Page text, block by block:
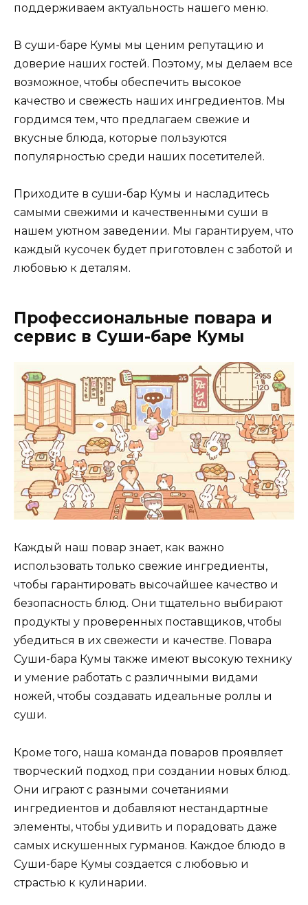
поддерживаем актуальность нашего меню.
В суши-баре Кумы мы ценим репутацию и
доверие наших гостей. Поэтому, мы делаем все
возможное, чтобы обеспечить высокое
качество и свежесть наших ингредиентов. Мы
гордимся тем, что предлагаем свежие и
вкусные блюда, которые пользуются
популярностью среди наших посетителей.
Приходите в суши-бар Кумы и насладитесь
самыми свежими и качественными суши в
нашем уютном заведении. Мы гарантируем, что
каждый кусочек будет приготовлен с заботой и
любовью к деталям.
Профессиональные повара и
сервис в Суши-баре Кумы
Каждый наш повар знает, как важно
использовать только свежие ингредиенты,
чтобы гарантировать высочайшее качество и
безопасность блюд. Они тщательно выбирают
продукты у проверенных поставщиков, чтобы
убедиться в их свежести и качестве. Повара
Суши-бара Кумы также имеют высокую технику
и умение работать с различными видами
ножей, чтобы создавать идеальные роллы и
суши.
Кроме того, наша команда поваров проявляет
творческий подход при создании новых блюд.
Они играют с разными сочетаниями
ингредиентов и добавляют нестандартные
элементы, чтобы удивить и порадовать даже
самых искушенных гурманов. Каждое блюдо в
Суши-баре Кумы создается с любовью и
страстью к кулинарии.